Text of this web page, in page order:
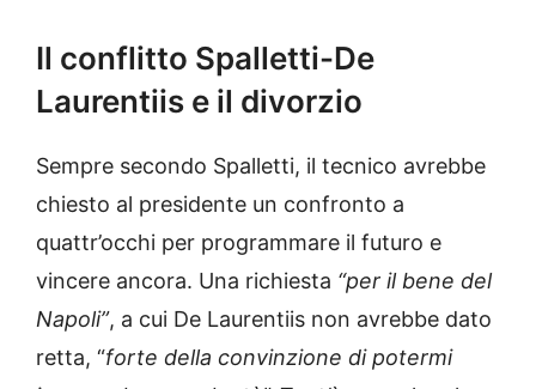
Il conflitto Spalletti-De
Laurentiis e il divorzio
Sempre secondo Spalletti, il tecnico avrebbe
chiesto al presidente un confronto a
quattr’occhi per programmare il futuro e
vincere ancora. Una richiesta “per il bene del
Napoli”, a cui De Laurentiis non avrebbe dato
retta, “forte della convinzione di potermi